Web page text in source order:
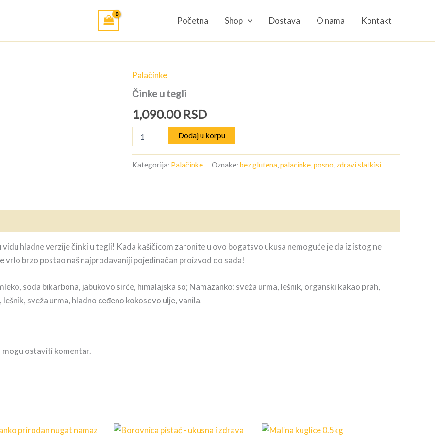
Početna Shop Dostava O nama Kontakt
Palačinke
Činke u tegli
1,090.00 RSD
Dodaj u korpu
Kategorija: Palačinke Oznake: bez glutena,palacinke,posno, zdravi slatkisi
hladne verzije činki u tegli! Kada kašičicom zaronite u ovo bogatsvo ukusa nemoguće je da iz istog ne
vrlo brzo postao naš najprodavaniji pojedinačan proizvod do sada!
soda bikarbona, jabukovo sirće, himalajska so; Namazanko: sveža urma, lešnik, organski kakao prah,
sveža urma, hladno ceđeno kokosovo ulje, vanila.
mogu ostaviti komentar.